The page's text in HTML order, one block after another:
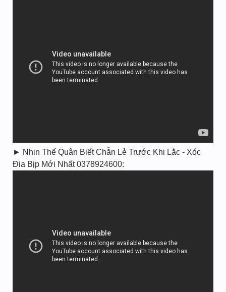
► Nhin Thế Quân Biết Chẵn Lẻ Trước Khi Lắc - Xóc
Đia Bịp Mới Nhất 0378924600: